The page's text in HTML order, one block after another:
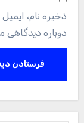
ذخیره نام،
دوباره دیدگاهی